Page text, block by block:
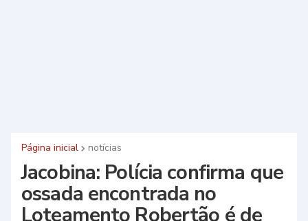
Página inicial notícias
Jacobina: Polícia confirma que
ossada encontrada no
Loteamento Robertão é de